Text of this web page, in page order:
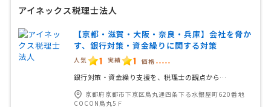
アイネックス税理士法人
【京都・滋賀・大阪・奈良・兵庫】会社を脅か
す、銀行対策・資金繰りに関する対策
人気 1 実績 1 価格 -----
銀行対策・資金繰り支援を、税理士の観点から…
京都府京都市下京区烏丸通四条下る水銀屋町620番地
COCON烏丸5Ｆ